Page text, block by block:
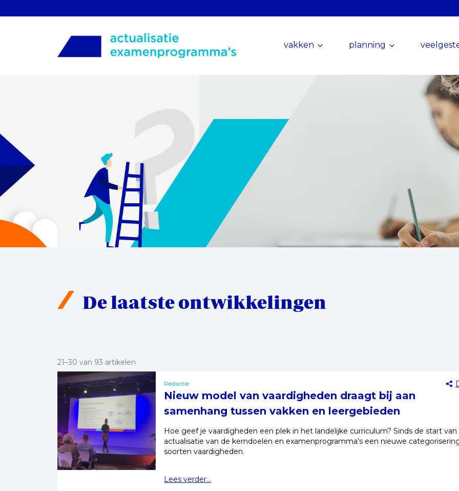
vakken planning
De laatste ontwikkelingen
21–30 van 93 artikelen
Redactie
Nieuw model van vaardigheden draagt bij aan
samenhang tussen vakken en leergebieden
Hoe geef je vaardigheden een plek in het landelijke curriculum? Sinds de start van
actualisatie van de kerndoelen en examenprogramma’s een nieuwe
soorten vaardigheden.
Lees verder...